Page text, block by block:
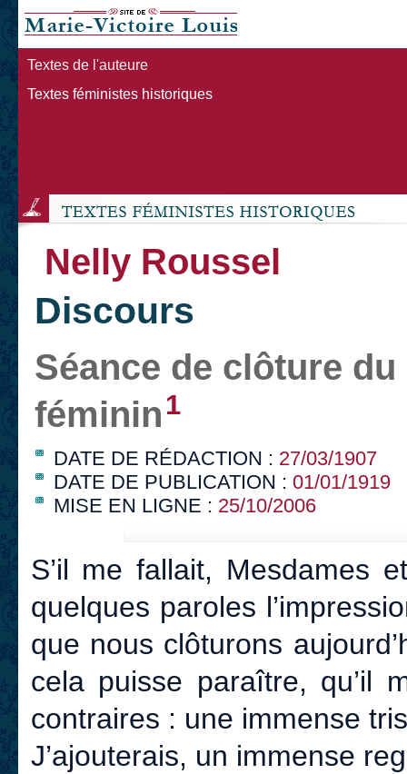
Textes de l'auteure
Textes féministes historiques
Nelly Roussel
Discours
Séance de clôture
féminin 1
DATE DE RÉDACTION : 27/03/1907
DATE DE PUBLICATION : 01/01/1919
MISE EN LIGNE : 25/10/2006
S’il me fallait, Mesdames
quelques paroles
que nous clôturons
cela puisse paraître, qu’il
contraires : une immense
J’ajouterais, un immense